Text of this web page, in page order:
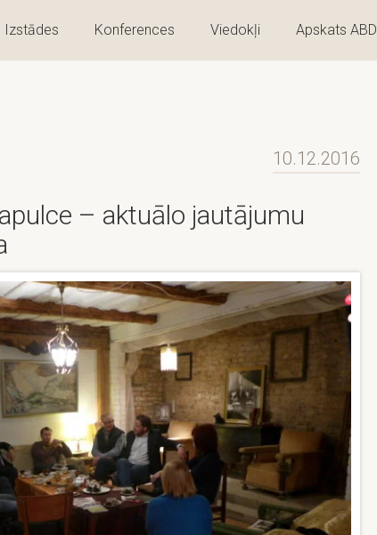
Izstādes Konferences Viedokļi Apskats ABD
10.12.2016
– aktuālo jautājumu